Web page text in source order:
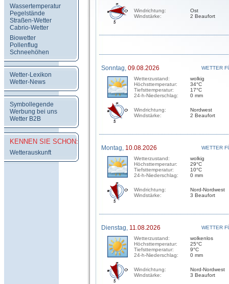
Wassertemperatur
Pegelstände
Straßen-Wetter
Cabrio-Wetter
Biowetter
Pollenflug
Schneehöhen
Wetter-Lexikon
Wetter-News
Symbollegende
Werbung bei uns
Wetter B2B
KENNEN SIE SCHON:
Wetterauskunft
Windrichtung:
Windstärke:
Ost
2 Beaufort
Sonntag, 09.08.2026
WETTER
Wetterzustand:
Höchsttemperatur:
Tiefsttemperatur:
24-h-Niederschlag:
wolkig
34°C
17°C
0 mm
Windrichtung:
Windstärke:
Nordwest
2 Beaufort
Montag, 10.08.2026
WETTER
Wetterzustand:
Höchsttemperatur:
Tiefsttemperatur:
24-h-Niederschlag:
wolkig
29°C
10°C
0 mm
Windrichtung:
Windstärke:
Nord-Nordwest
3 Beaufort
Dienstag, 11.08.2026
WETTER
Wetterzustand:
Höchsttemperatur:
Tiefsttemperatur:
24-h-Niederschlag:
wolkenlos
25°C
9°C
0 mm
Windrichtung:
Windstärke:
Nord-Nordwest
3 Beaufort